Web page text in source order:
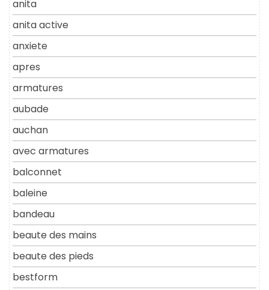
anita
anita active
anxiete
apres
armatures
aubade
auchan
avec armatures
balconnet
baleine
bandeau
beaute des mains
beaute des pieds
bestform